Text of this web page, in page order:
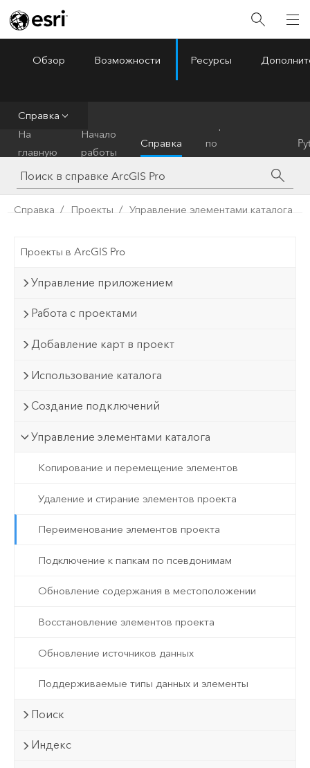
ArcGIS Pro
Обзор Возможности Ресурсы
Справка
На
главную
Начало
работы
Справка
по
инструментам
Справка Проекты Управление элементами каталога
Проекты в ArcGIS Pro
Управление приложением
Работа с проектами
Добавление карт в проект
Использование каталога
Создание подключений
Управление элементами каталога
Копирование и перемещение элементов
Удаление и стирание элементов проекта
Переименование элементов проекта
Подключение к папкам по псевдонимам
Обновление содержания в местоположении
Восстановление элементов проекта
Обновление источников данных
Поддерживаемые типы данных и элементы
Поиск
Индекс